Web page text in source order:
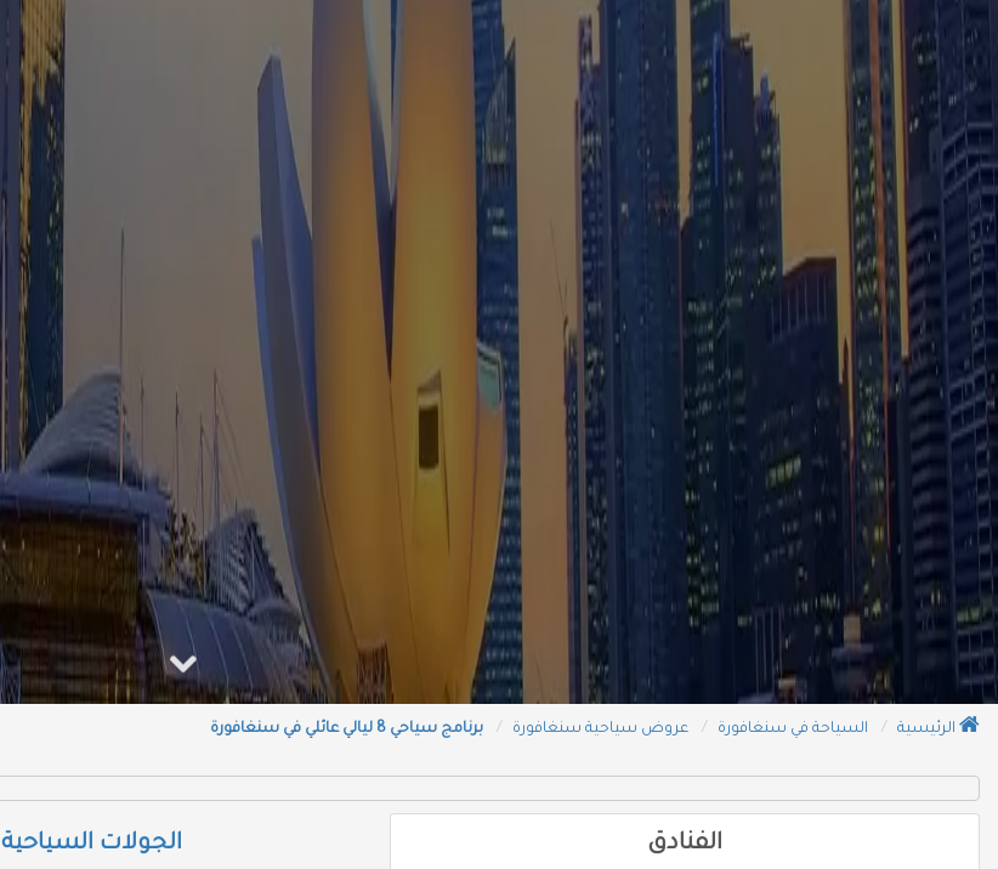
الرئيسية السياحة في سنغافورة عروض سياحية سنغافورة برنامج سياحي 8 ليالي عائلي في سنغافورة
الفنادق الجولات السياحية